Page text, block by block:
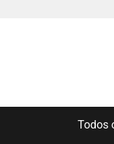
Todos